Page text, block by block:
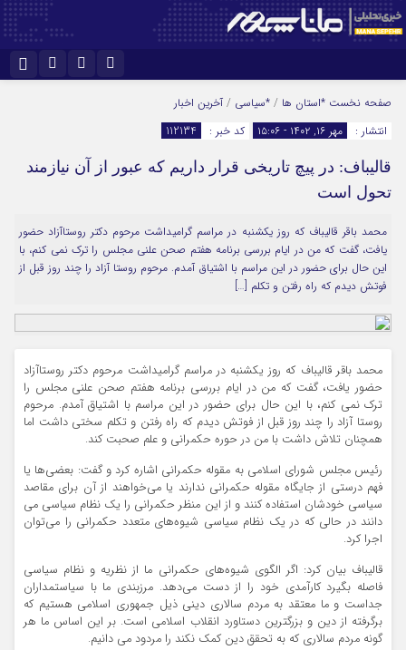
اینستاگرام
سروش
آپارات
نام کاربری یا نشانی ایمیل
رمز عبور
مرا به خاطر بسپار
صفحه نخست *استان ها / *سیاسی / آخرین اخبار
انتشار :
مهر ۱۶, ۱۴۰۲ - ۱۵:۰۶ کد خبر : 112134
قالیباف: در پیچ تاریخی قرار داریم که عبور از آن نیازمند
تحول است
محمد باقر قالیباف که روز یکشنبه در مراسم گرامیداشت مرحوم دکتر روستاآزاد حضور
یافت، گفت که من در ایام بررسی برنامه هفتم صحن علنی مجلس را ترک نمی کنم، با
این حال برای حضور در این مراسم با اشتیاق آمدم. مرحوم روستا آزاد را چند روز قبل از
فوتش دیدم که راه رفتن و تکلم […]
محمد باقر قالیباف که روز یکشنبه در مراسم گرامیداشت مرحوم دکتر روستاآزاد
حضور یافت، گفت که من در ایام بررسی برنامه هفتم صحن علنی مجلس را
ترک نمی کنم، با این حال برای حضور در این مراسم با اشتیاق آمدم. مرحوم
روستا آزاد را چند روز قبل از فوتش دیدم که راه رفتن و تکلم سختی داشت اما
همچنان تلاش داشت با من در حوره حکمرانی و علم صحبت کند.
رئیس مجلس شورای اسلامی به مقوله حکمرانی اشاره کرد و گفت: بعضی‌ها یا
فهم درستی از جایگاه مقوله حکمرانی ندارند یا می‌خواهند از آن برای مقاصد
سیاسی خودشان استفاده کنند و از این منظر حکمرانی را یک نظام سیاسی می
دانند در حالی که در یک نظام سیاسی شیوه‌های متعدد حکمرانی را می‌توان
اجرا کرد.
قالیباف بیان کرد: اگر الگوی شیوه‌های حکمرانی ما از نظریه و نظام سیاسی
فاصله بگیرد کارآمدی خود را از دست می‌دهد. مرزبندی ما با سیاستمداران
جداست و ما معتقد به مردم سالاری دینی ذیل جمهوری اسلامی هستیم که
برگرفته از دین و بزرگترین دستاورد انقلاب اسلامی است. بر این اساس ما هر
گونه مردم سالاری که به تحقق دین کمک نکند را مردود می دانیم.